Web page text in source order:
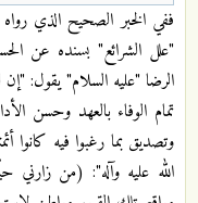
ففي الخبر الصحيح الذي رواه
"علل الشرائع" بسنده عن
الرضا "عليه السلام" يقول:
تمام الوفاء بالعهد وحسن
وتصديق بما رغبوا فيه كانوا
الله عليه وآله": (من زارني